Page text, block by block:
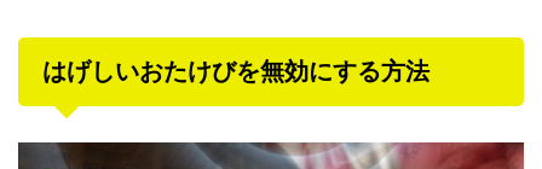
はげしいおたけびを無効にする方法